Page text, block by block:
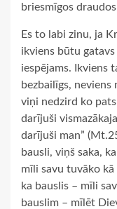
briesmīgos
Es to labi zinu, ja
ikviens būtu
iespējams. Ikviens
bezbailīgs, neviens
viņi nedzird ko
darījuši
darījuši man”
bausli, viņš saka,
mīli savu tuvāko
ka bauslis – mīli
bauslim – mīlēt